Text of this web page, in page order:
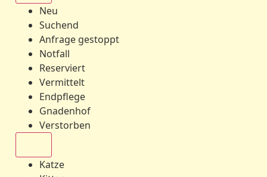
Neu
Suchend
Anfrage gestoppt
Notfall
Reserviert
Vermittelt
Endpflege
Gnadenhof
Verstorben
Katze